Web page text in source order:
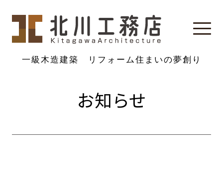
一級木造建築 リフォーム 住まいの夢創り
お知らせ